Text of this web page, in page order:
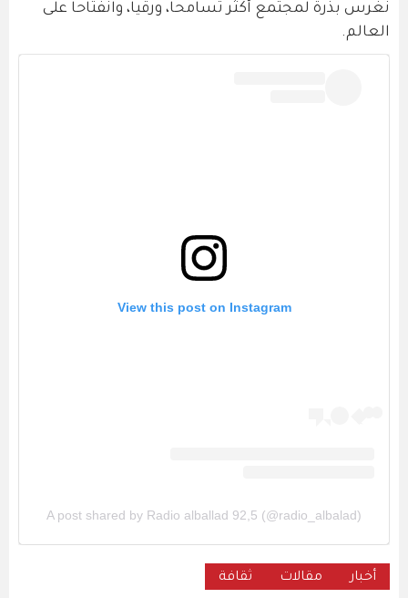
نغرس بذرة لمجتمع أكثر تسامحاً، ورقياً، وانفتاحاً على
العالم.
View this post on Instagram
A post shared by Radio alballad 92,5 (@radio_albalad)
أخبار مقالات ثقافة